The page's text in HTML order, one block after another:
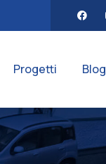
Progetti Blog